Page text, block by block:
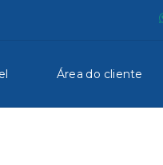
Área do cliente